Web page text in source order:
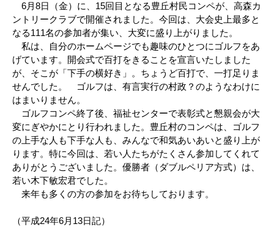
6月8日（金）に、15回目となる豊丘村民コンペが、高森カ
ントリークラブで開催されました。今回は、大会史上最多と
なる111名の参加者が集い、大変に盛り上がりました。
私は、自分のホームページでも趣味のひとつにゴルフをあ
げています。開会式で百打をきることを宣言いたしました
が、そこが「下手の横好き」。ちょうど百打で、一打足りま
せんでした。 ゴルフは、有言実行の村政？のようなわけに
はまいりません。
ゴルフコンペ終了後、福祉センターで表彰式と懇親会が大
変にぎやかにとり行われました。豊丘村のコンペは、ゴルフ
の上手な人も下手な人も、みんなで和気あいあいと盛り上が
ります。特に今回は、若い人たちがたくさん参加してくれて
ありがとうございました。優勝者（ダブルペリア方式）は、
若い木下敏宏君でした。
来年も多くの方の参加をお待ちしております。
（平成24年6月13日記）